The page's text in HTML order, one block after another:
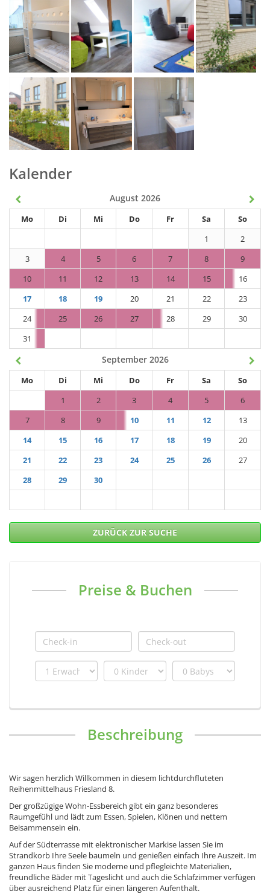
Kalender
August 2026
Mo Di Mi Do Fr Sa
So
1
2
3
4 5 6 7 8
9
10
11 12 13 14 15
16
17
18 19 20 21 22
23
24
25 26 27 28 29
30
31
September 2026
Mo Di Mi Do Fr Sa
So
1
2 3 4 5
6
7
8 9 10 11 12
13
14
15 16 17 18 19
20
21
22 23 24 25 26
27
28
29 30
ZURÜCK ZUR SUCHE
Preise & Buchen
Beschreibung
Wir sagen herzlich Willkommen in diesem lichtdurchfluteten
Reihenmittelhaus Friesland 8.
Der großzügige Wohn-Essbereich gibt ein ganz besonderes
Raumgefühl und lädt zum Essen, Spielen, Klönen und nettem
Beisammensein ein.
Auf der Südterrasse mit elektronischer Markise lassen Sie im
Strandkorb Ihre Seele baumeln und genießen einfach Ihre Auszeit. Im
ganzen Haus finden Sie moderne und pflegleichte Materialien,
freundliche Bäder mit Tageslicht und auch die Schlafzimmer verfügen
über ausreichend Platz für einen längeren Aufenthalt.